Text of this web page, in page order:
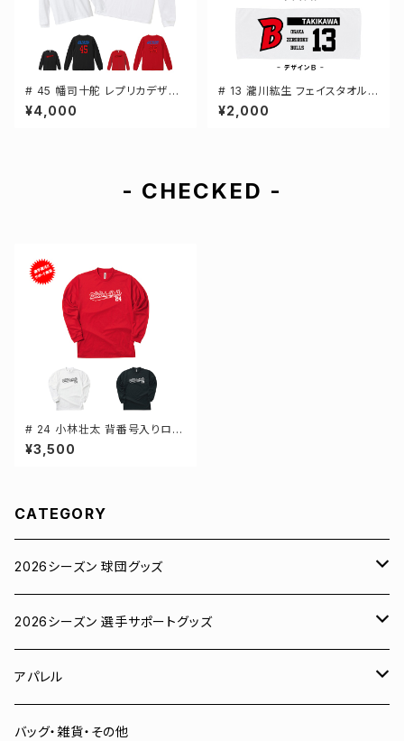
# 45 幡司十舵 レプリカデザイ
ン 3カラー 選手還元 長袖Tシャ
ツ S-XXLサイズ 501101
¥4,000
# 13 瀧川紘生 フェイスタオル
選手還元 2デザイン FT0144
¥2,000
- CHECKED -
# 24 小林壮太 背番号入りロゴ
ドライTシャツ 長袖 選手還元 3
カラー S-5Lサイズ 000304
¥3,500
CATEGORY
2026シーズン 球団グッズ
ユニフォーム
Tシャツ
スウェット
2026シーズン 選手サポートグッズ
# 00 蓮
# 0 岡田竜汰
アパレル
スウェット・パーカー
バッグ・雑貨・その他